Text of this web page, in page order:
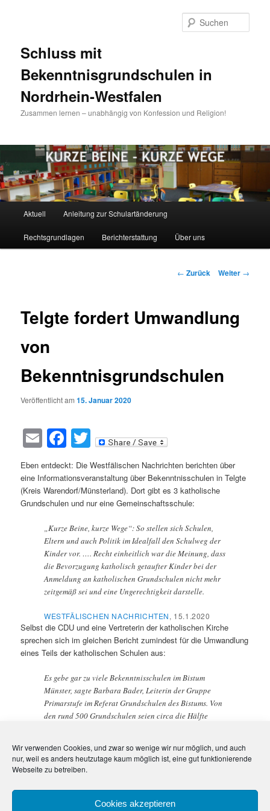
Wir verwenden Cookies, und zwar so wenige wir nur möglich, und auch
nur, weil es anders heutzutage kaum möglich ist, eine gut funktionierende
Webseite zu betreiben.
Cookies akzeptieren
Schluss mit
Bekenntnisgrundschulen in
Nordrhein-Westfalen
Zusammen lernen – unabhängig von Konfession und Religion!
Aktuell Anleitung zur Schulartänderung
Rechtsgrundlagen Berichterstattung Über uns
Beitragsnavigation
← Zurück Weiter →
Telgte fordert Umwandlung
von
Bekenntnisgrundschulen
Veröffentlicht am15. Januar 2020
EmailFacebook
Twitter
Eben entdeckt: Die Westfälischen Nachrichten berichten über
eine Informationsveranstaltung über Bekenntnisschulen in Telgte
(Kreis Warendorf/Münsterland). Dort gibt es 3 katholische
Grundschulen und nur eine Gemeinschaftsschule:
„Kurze Beine, kurze Wege“: So stellen sich Schulen,
Eltern und auch Politik im Idealfall den Schulweg der
Kinder vor. …. Recht einheitlich war die Meinung, dass
die Bevorzugung katholisch getaufter Kinder bei der
Anmeldung an katholischen Grundschulen nicht mehr
zeitgemäß sei und eine Ungerechtigkeit darstelle.
WESTFÄLISCHEN NACHRICHTEN, 15.1.2020
Selbst die CDU und eine Vertreterin der katholischen Kirche
sprechen sich im gleichen Bericht zumindest für die Umwandlung
eines Teils der katholischen Schulen aus:
Es gebe gar zu viele Bekenntnisschulen im Bistum
Münster, sagte Barbara Bader, Leiterin der Gruppe
Primarstufe im Referat Grundschulen des Bistums. Von
den rund 500 Grundschulen seien circa die Hälfte
Nun kann man nur hoffen, dass die Eltern bei den geplanten
Abstimmungen an den drei Schulen auch wirklich zahlreich ihre
ankommt.